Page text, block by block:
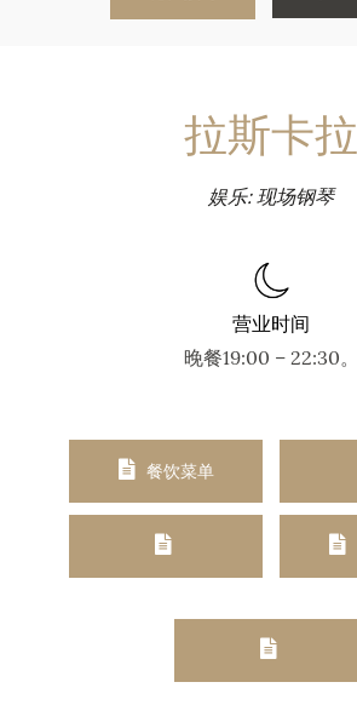
拉斯卡拉
娱乐: 现场钢琴
营业时间
晚餐19:00 – 22:30。
餐饮菜单